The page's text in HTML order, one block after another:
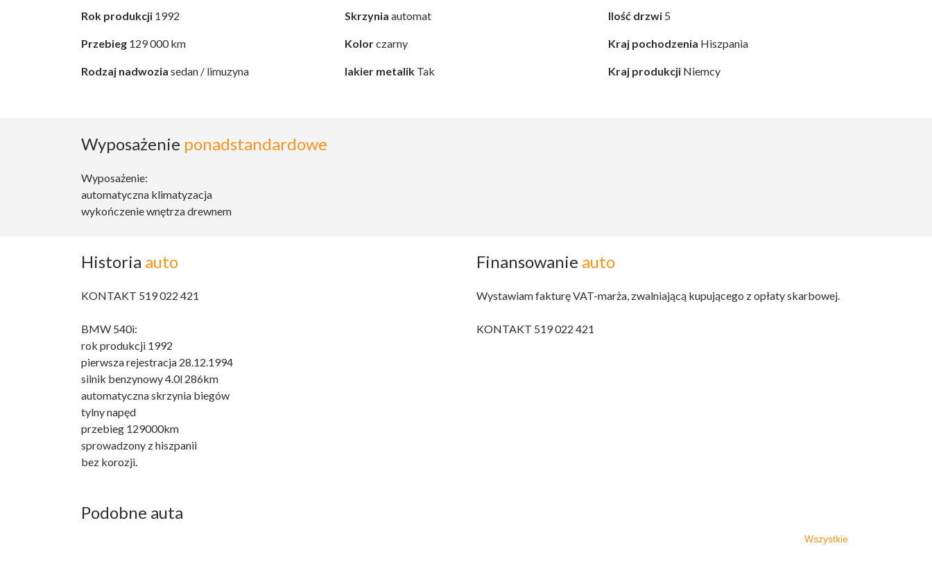
Rok produkcji 1992
Przebieg 129 000 km
Rodzaj nadwozia sedan / limuzyna
Skrzynia automat
Kolorczarny
lakier metalik Tak
Ilość drzwi 5
Kraj pochodzenia Hiszpania
Kraj produkcji Niemcy
Wyposażenie ponadstandardowe
Wyposażenie:
automatyczna klimatyzacja
wykończenie wnętrza drewnem
Historia auto Finansowanie auto
KONTAKT 519 022 421
BMW 540i:
rok produkcji 1992
pierwsza rejestracja 28.12.1994
silnik benzynowy 4.0l 286km
automatyczna skrzynia biegów
tylny napęd
przebieg 129000km
sprowadzony z hiszpanii
bez korozji.
Wystawiam fakturę VAT-marża, zwalniającą kupującego z opłaty skarbowej.
KONTAKT 519 022 421
Podobne auta
Wszystkie